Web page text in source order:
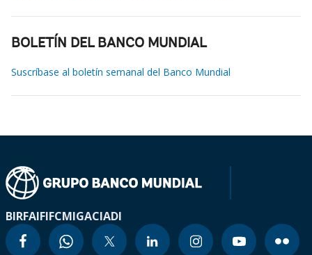
BOLETÍN DEL BANCO MUNDIAL
Suscríbase al boletín semanal del Banco Mundial
BIRFAIFIFCMIGACIADI